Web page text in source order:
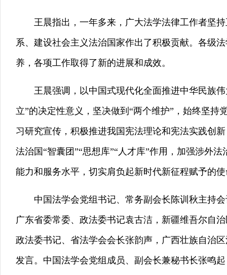
王晨指出，一年多来，广大法学法律工作者坚持
系、建设社会主义法治国家作出了积极贡献。各级
养，各项工作取得了新的进展和成效。
王晨强调，以中国式现代化全面推进中华民族伟
立”的决定性意义，坚决做到“两个维护”，始终坚
习研究宣传，积极推进我国宪法理论和宪法实践创
法治国“智囊团”“思想库”“人才库”作用，加强涉外
能力和服务水平，切实肩负起新时代新征程赋予的
中国法学会党组书记、常务副会长陈训秋主持会
广东省委常委、政法委书记袁古洁，新疆维吾尔自
政法委书记、省法学会会长张韵声，广西壮族自治
发言。中国法学会党组成员、副会长兼秘书长张鸣